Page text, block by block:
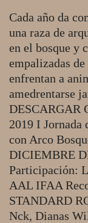
Cada año da
una raza de
en el bosque y
empalizadas
enfrentan a
amedrentarse
DESCARGAR
2019 I
con Arco
DICIEMBRE
Participación:
AAL IFAA
STANDARD
Nck, Dianas